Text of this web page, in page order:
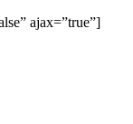
ajax=”true”]